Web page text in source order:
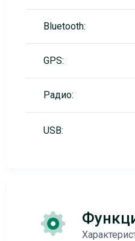
Bluetooth:
GPS:
Радио:
USB: